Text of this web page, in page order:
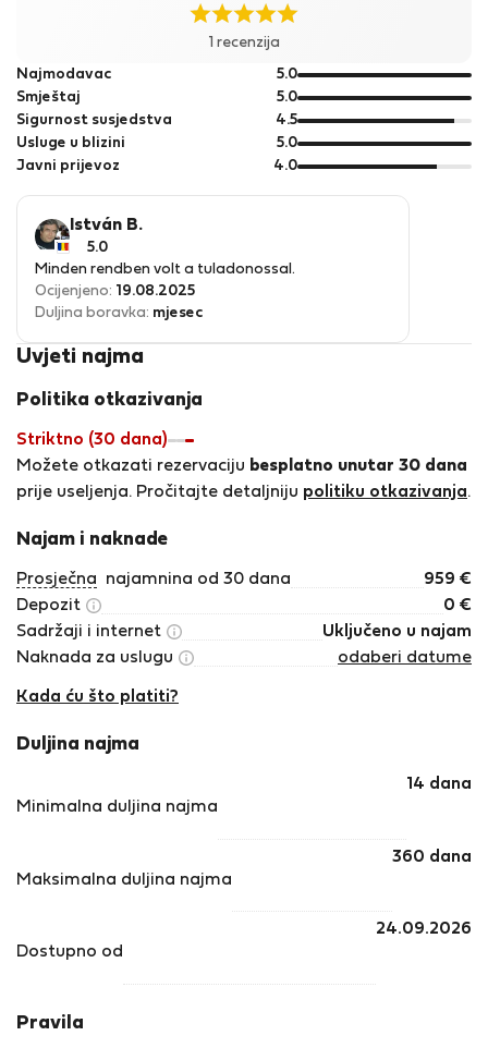
1 recenzija
Najmodavac 5.0od
5
Smještaj 5.0od
5
Sigurnost susjedstva 4.5od
5
Usluge u blizini 5.0od
5
Javni prijevoz 4.0od
István B.
5.0
Minden rendben volt a tuladonossal.
Ocijenjeno: 19.08.2025
Duljina boravka: mjesec
Uvjeti najma
Politika otkazivanja
Striktno (30 dana)
Možete otkazati rezervaciju besplatno unutar 30 dana
prije useljenja. Pročitajte detaljniju politiku otkazivanja.
Najam i naknade
Prosječna najamnina od 30 dana 959 €
Depozit
0 €
Sadržaji i internet
Uključeno u najam
Naknada za uslugu
odaberi datume
Kada ću što platiti?
Duljina najma
Minimalna duljina najma
14 dana
Maksimalna duljina najma
360 dana
Dostupno od
24.09.2026
Pravila